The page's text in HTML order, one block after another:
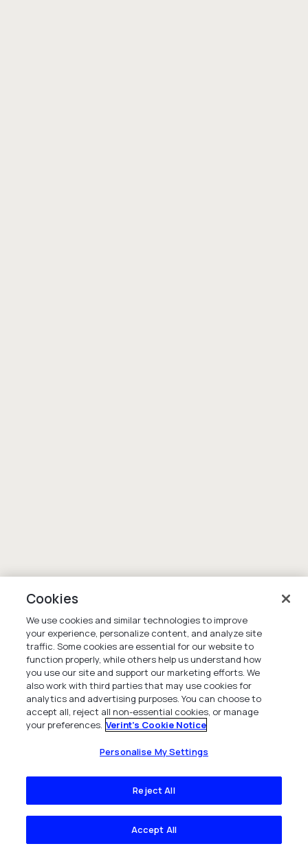
Cookies
We use cookies and similar technologies to improve
your experience, personalize content, and analyze site
traffic. Some cookies are essential for our website to
function properly, while others help us understand how
you use our site and support our marketing efforts. We
also work with third parties that may use cookies for
analytics and advertising purposes. You can choose to
accept all, reject all non-essential cookies, or manage
your preferences. Verint's Cookie Notice
Personalise My Settings
Reject All
Accept All